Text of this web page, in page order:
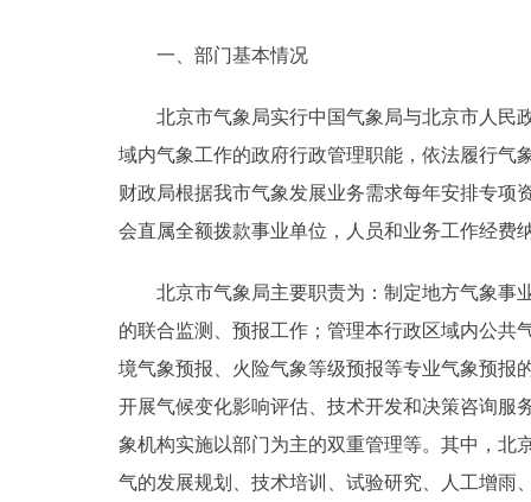
决策公开
政务服务
个人服务
政民互动
一、部门基本情况
北京市气象局实行中国气象局与北京市人民政
域内气象工作的政府行政管理职能，依法履行气
财政局根据我市气象发展业务需求每年安排专项
会直属全额拨款事业单位，人员和业务工作经费
北京市气象局主要职责为：制定地方气象事业
的联合监测、预报工作；管理本行政区域内公共
境气象预报、火险气象等级预报等专业气象预报
开展气候变化影响评估、技术开发和决策咨询服
象机构实施以部门为主的双重管理等。其中，北
气的发展规划、技术培训、试验研究、人工增雨